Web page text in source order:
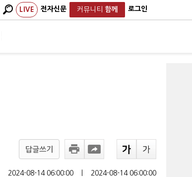
LIVE 전자신문 커뮤니티 함께 로그인
답글쓰기
2024-08-14 06:00:00 2024-08-14 06:00:00